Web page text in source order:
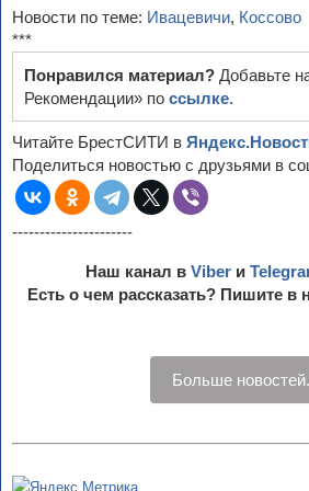
Новости по теме: Ивацевичи, Коссово
***
Понравился материал? Добавьте
Рекомендации» по ссылке.
Читайте БрестСИТИ в
Поделиться новостью с друзьями в
----------------------
Наш канал в Viber и
Есть о чем рассказать? Пишите в
Больше